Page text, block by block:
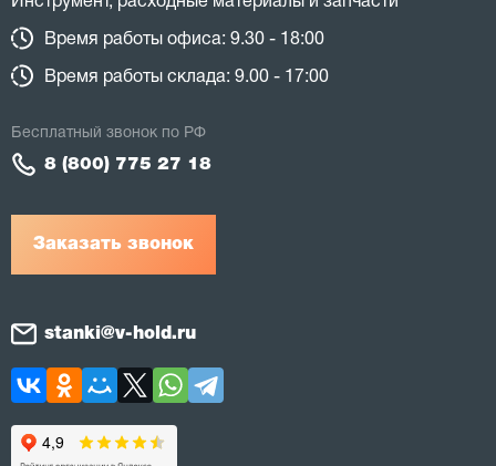
Время работы офиса: 9.30 - 18:00
Время работы склада: 9.00 - 17:00
Заказать звонок
Бесплатный звонок по РФ
8 (800) 775 27 18
stanki@v-hold.ru